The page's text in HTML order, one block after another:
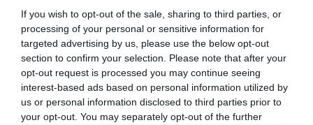
If you wish to opt-out of the sale, sharing to third parties, or
processing of your personal or sensitive information for
targeted advertising by us, please use the below opt-out
section to confirm your selection. Please note that after your
opt-out request is processed you may continue seeing
interest-based ads based on personal information utilized by
us or personal information disclosed to third parties prior to
your opt-out. You may separately opt-out of the further